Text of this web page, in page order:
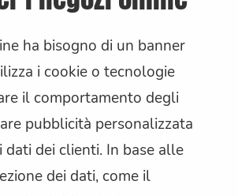
ha bisogno di un banner
i cookie o tecnologie
il comportamento degli
pubblicità personalizzata
dati dei clienti. In base alle
dei dati, come il